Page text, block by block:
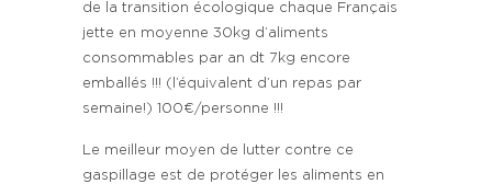
de la transition écologique chaque Français
jette en moyenne 30kg d’aliments
consommables par an dt 7kg encore
emballés !!! (l’équivalent d’un repas par
semaine!) 100€/personne !!!
Le meilleur moyen de lutter contre ce
gaspillage est de protéger les aliments en